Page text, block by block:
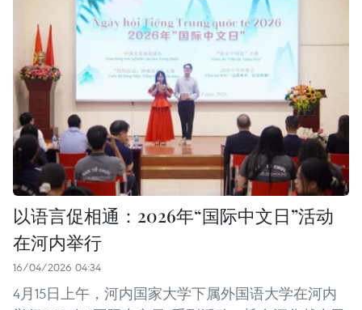
以语言促相通：2026年“国际中文日”活动
在河内举行
16/04/2026 04:34
4月15日上午，河内国家大学下属外国语大学在河内